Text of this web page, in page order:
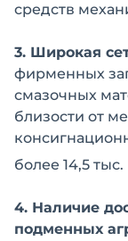
средств
3. Широкая
фирменных
смазочных
близости от
более 14,5 тыс.
4. Наличие
подменных